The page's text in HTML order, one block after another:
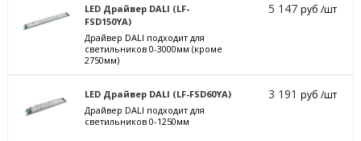
LED Драйвер DALI (LF-
FSD150YA)
Драйвер DALI подходит для
светильников 0-3000мм (кроме
2750мм)
5 147руб /шт
LED Драйвер DALI (LF-FSD60YA)
Драйвер DALI подходит для
светильников 0-1250мм
3 191руб /шт